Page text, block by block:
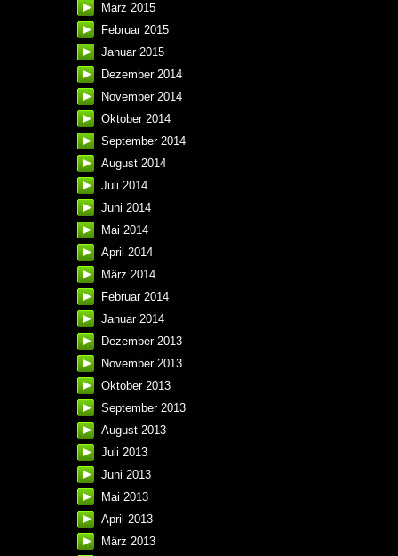
März 2015
Februar 2015
Januar 2015
Dezember 2014
November 2014
Oktober 2014
September 2014
August 2014
Juli 2014
Juni 2014
Mai 2014
April 2014
März 2014
Februar 2014
Januar 2014
Dezember 2013
November 2013
Oktober 2013
September 2013
August 2013
Juli 2013
Juni 2013
Mai 2013
April 2013
März 2013